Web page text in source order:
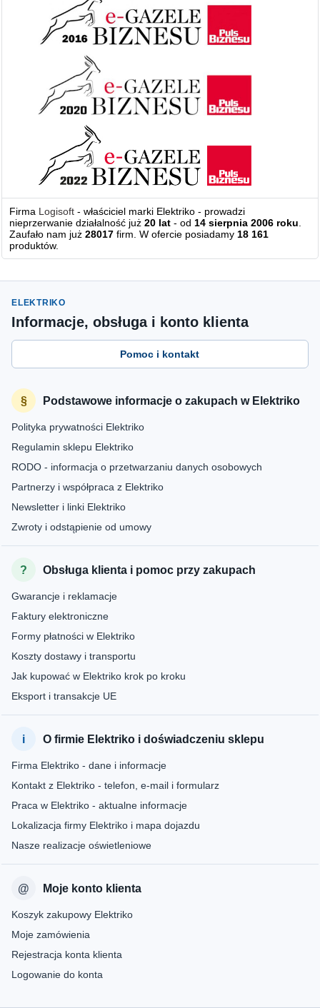
Firma Logisoft - właściciel marki Elektriko - prowadzi
nieprzerwanie działalność już20 lat - od14 sierpnia 2006 roku.
Zaufało nam już28017 firm. W ofercie posiadamy18 161
produktów.
ELEKTRIKO
Informacje, obsługa i konto klienta
Pomoc i kontakt
Podstawowe informacje o zakupach w Elektriko
Polityka prywatności Elektriko
Regulamin sklepu Elektriko
RODO - informacja o przetwarzaniu danych osobowych
Partnerzy i współpraca z Elektriko
Newsletter i linki Elektriko
Zwroty i odstąpienie od umowy
Obsługa klienta i pomoc przy zakupach
Gwarancje i reklamacje
Faktury elektroniczne
Formy płatności w Elektriko
Koszty dostawy i transportu
Jak kupować w Elektriko krok po kroku
Eksport i transakcje UE
O firmie Elektriko i doświadczeniu sklepu
Firma Elektriko - dane i informacje
Kontakt z Elektriko - telefon, e-mail i formularz
Praca w Elektriko - aktualne informacje
Lokalizacja firmy Elektriko i mapa dojazdu
Nasze realizacje oświetleniowe
Moje konto klienta
Koszyk zakupowy Elektriko
Moje zamówienia
Rejestracja konta klienta
Logowanie do konta